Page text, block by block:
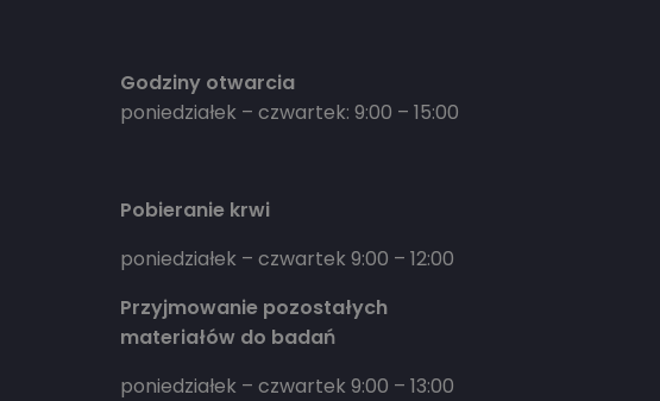
Godziny otwarcia
poniedziałek – czwartek: 9:00 – 15:00
Pobieranie krwi
poniedziałek – czwartek 9:00 – 12:00
Przyjmowanie pozostałych
materiałów do badań
poniedziałek – czwartek 9:00 – 13:00